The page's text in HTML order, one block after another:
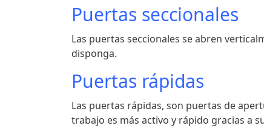
Puertas seccionales
Las puertas seccionales se abren
disponga.
Puertas rápidas
Las puertas rápidas, son puertas de
trabajo es más activo y rápido gracias a